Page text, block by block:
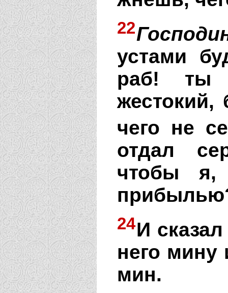
22
устами
раб! ты
жестокий,
чего не
отдал
чтобы я,
24И
него мину
мин.